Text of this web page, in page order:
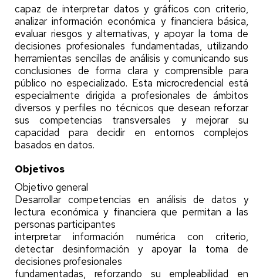
capaz de interpretar datos y gráficos con criterio,
analizar información económica y financiera básica,
evaluar riesgos y alternativas, y apoyar la toma de
decisiones profesionales fundamentadas, utilizando
herramientas sencillas de análisis y comunicando sus
conclusiones de forma clara y comprensible para
público no especializado. Esta microcredencial está
especialmente dirigida a profesionales de ámbitos
diversos y perfiles no técnicos que desean reforzar
sus competencias transversales y mejorar su
capacidad para decidir en entornos complejos
basados en datos.
Objetivos
Objetivo general
Desarrollar competencias en análisis de datos y
lectura económica y financiera que permitan a las
personas participantes
interpretar información numérica con criterio,
detectar desinformación y apoyar la toma de
decisiones profesionales
fundamentadas, reforzando su empleabilidad en